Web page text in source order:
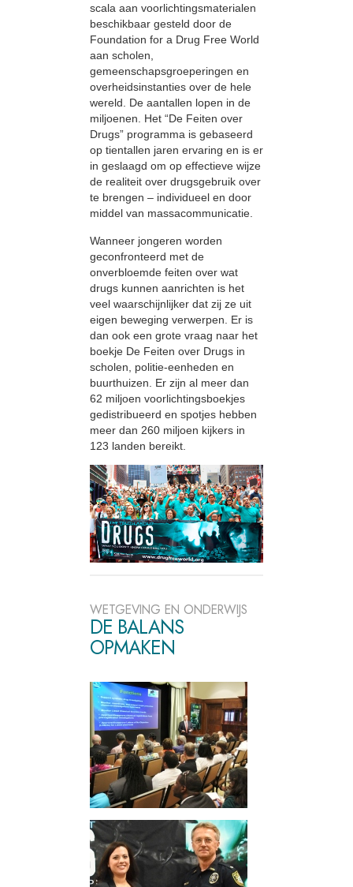
scala aan voorlichtingsmaterialen
beschikbaar gesteld door de
Foundation for a Drug Free World
aan scholen,
gemeenschapsgroeperingen en
overheidsinstanties over de hele
wereld. De aantallen lopen in de
miljoenen. Het “De Feiten over
Drugs” programma is gebaseerd
op tientallen jaren ervaring en is er
in geslaagd om op effectieve wijze
de realiteit over drugsgebruik over
te brengen – individueel en door
middel van massacommunicatie.
Wanneer jongeren worden
geconfronteerd met de
onverbloemde feiten over wat
drugs kunnen aanrichten is het
veel waarschijnlijker dat zij ze uit
eigen beweging verwerpen. Er is
dan ook een grote vraag naar het
boekje De Feiten over Drugs in
scholen, politie-eenheden en
buurthuizen. Er zijn al meer dan
62 miljoen voorlichtingsboekjes
gedistribueerd en spotjes hebben
meer dan 260 miljoen kijkers in
123 landen bereikt.
WETGEVING EN ONDERWIJS
DE BALANS
OPMAKEN